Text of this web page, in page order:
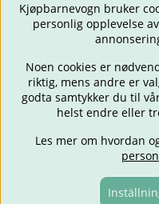
BARNEVOGNER
FORELDRE
Kjøpbarnevogn bruker
personlig opplevelse
Noen cookies er
riktig, mens andre er
godta samtykker du til
helst endre eller
Les mer om hvordan